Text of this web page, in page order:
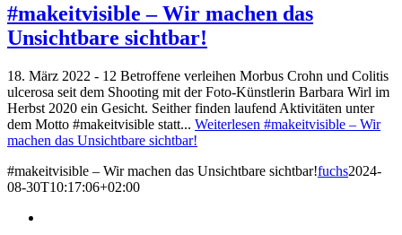
#makeitvisible – Wir machen das
Unsichtbare sichtbar!
18. März 2022 - 12 Betroffene verleihen Morbus Crohn und Colitis
ulcerosa seit dem Shooting mit der Foto-Künstlerin Barbara Wirl im
Herbst 2020 ein Gesicht. Seither finden laufend Aktivitäten unter
dem Motto #makeitvisible statt... Weiterlesen #makeitvisible – Wir
machen das Unsichtbare sichtbar!
#makeitvisible – Wir machen das Unsichtbare sichtbar!fuchs2024-
08-30T10:17:06+02:00